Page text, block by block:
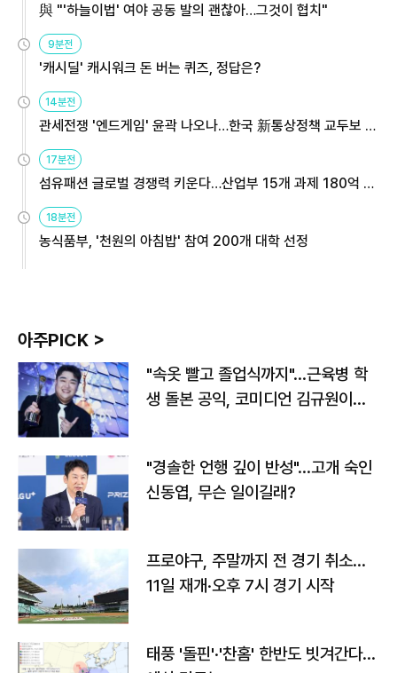
與 "'하늘이법' 여야 공동 발의 괜찮아…그것이 협치"
9분전
'캐시딜' 캐시워크 돈 버는 퀴즈, 정답은?
14분전
관세전쟁 '엔드게임' 윤곽 나오나…한국 新통상정책 교두보 활
용해야
17분전
섬유패션 글로벌 경쟁력 키운다…산업부 15개 과제 180억 지
원
18분전
농식품부, '천원의 아침밥' 참여 200개 대학 선정
아주PICK >
"속옷 빨고 졸업식까지"…근육병 학
생 돌본 공익, 코미디언 김규원이었
"경솔한 언행 깊이 반성"…고개 숙인
신동엽, 무슨 일이길래?
프로야구, 주말까지 전 경기 취소…
11일 재개·오후 7시 경기 시작
태풍 '돌핀'·'찬홈' 한반도 빗겨간다…